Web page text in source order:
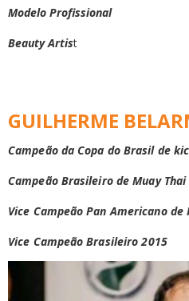
Modelo Profissional
Beauty Artist
GUILHERME
Campeão da Copa do Brasil de
Campeão Brasileiro de Muay Thai
Vice Campeão Pan Americano de
Vice Campeão Brasileiro 2015